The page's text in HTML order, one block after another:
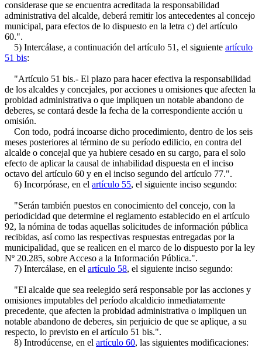
considerase que se encuentra acreditada la responsabilidad
administrativa del alcalde, deberá remitir los antecedentes al concejo
municipal, para efectos de lo dispuesto en la letra c) del artículo
60.".
5) Intercálase, a continuación del artículo 51, el siguiente artículo
51 bis:
"Artículo 51 bis.- El plazo para hacer efectiva la responsabilidad
de los alcaldes y concejales, por acciones u omisiones que afecten la
probidad administrativa o que impliquen un notable abandono de
deberes, se contará desde la fecha de la correspondiente acción u
omisión.
Con todo, podrá incoarse dicho procedimiento, dentro de los seis
meses posteriores al término de su período edilicio, en contra del
alcalde o concejal que ya hubiere cesado en su cargo, para el solo
efecto de aplicar la causal de inhabilidad dispuesta en el inciso
octavo del artículo 60 y en el inciso segundo del artículo 77.".
6) Incorpórase, en el artículo 55, el siguiente inciso segundo:
"Serán también puestos en conocimiento del concejo, con la
periodicidad que determine el reglamento establecido en el artículo
92, la nómina de todas aquellas solicitudes de información pública
recibidas, así como las respectivas respuestas entregadas por la
municipalidad, que se realicen en el marco de lo dispuesto por la ley
Nº 20.285, sobre Acceso a la Información Pública.".
7) Intercálase, en el artículo 58, el siguiente inciso segundo:
"El alcalde que sea reelegido será responsable por las acciones y
omisiones imputables del período alcaldicio inmediatamente
precedente, que afecten la probidad administrativa o impliquen un
notable abandono de deberes, sin perjuicio de que se aplique, a su
respecto, lo previsto en el artículo 51 bis.".
8) Introdúcense, en el artículo 60, las siguientes modificaciones: